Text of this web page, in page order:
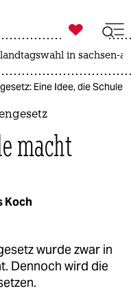

taz zahl ich
landtagswahl in sachsen-
Eine Idee, die Schule
macht
Koch
wurde zwar in
Dennoch wird die